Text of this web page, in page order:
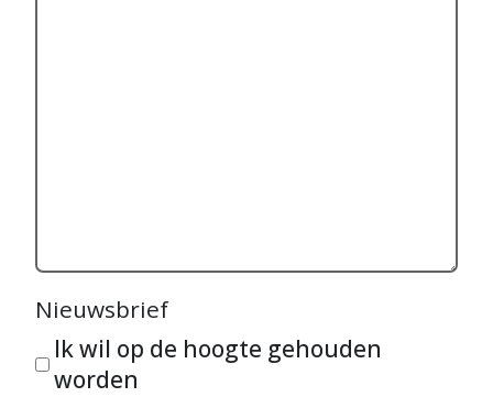
Nieuwsbrief
Ik wil op de hoogte gehouden
worden